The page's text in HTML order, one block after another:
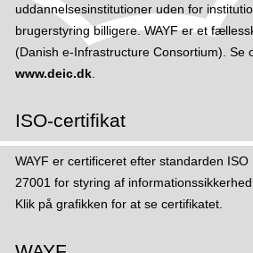
uddannelsesinstitutioner uden for
brugerstyring billigere. WAYF er et
(Danish e-Infrastructure Consortium). Se
www.deic.dk.
ISO-certifikat
WAYF er certificeret efter standarden ISO
27001 for styring af informations­sikker­hed.
Klik på grafikken for at se certifikatet.